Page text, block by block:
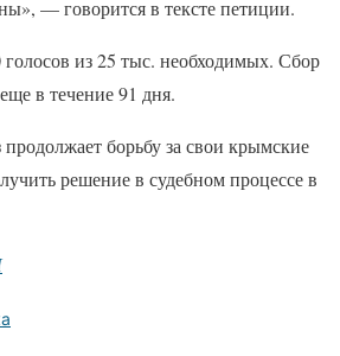
— говорится в тексте петиции.
из 25 тыс. необходимых. Сбор
в течение 91 дня.
борьбу за свои крымские
решение в судебном процессе в